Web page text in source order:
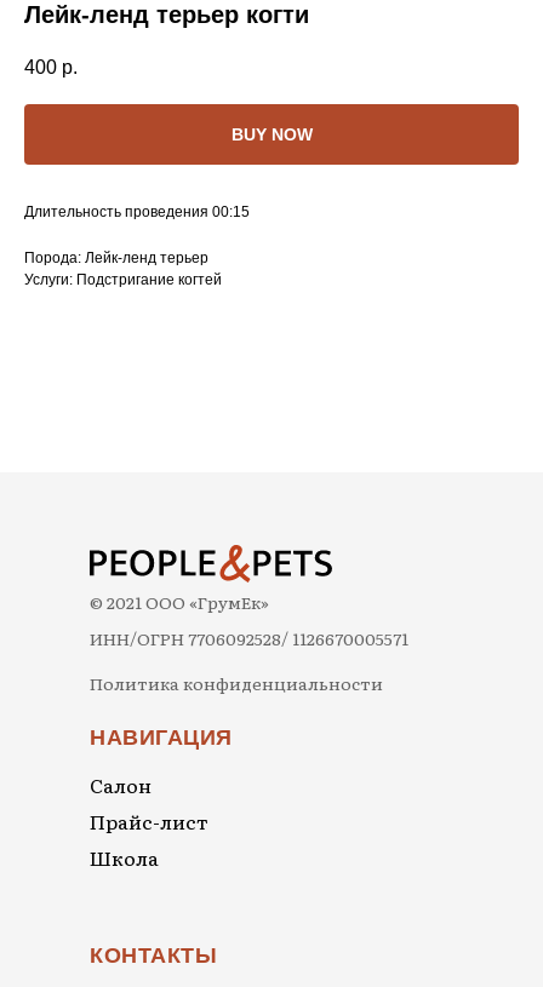
Лейк-ленд терьер когти
400 р.
BUY NOW
Длительность проведения 00:15
Порода: Лейк-ленд терьер
Услуги: Подстригание когтей
Политика конфиденциальности
НАВИГАЦИЯ
Салон
Прайс-лист
Школа
КОНТАКТЫ
© 2021 ООО «ГрумЕк»
ИНН/ОГРН 7706092528/ 1126670005571